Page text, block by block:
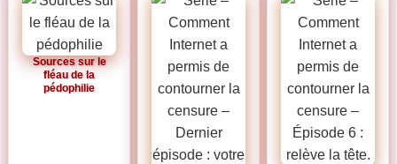
Sources sur le
fléau de la
pédophilie